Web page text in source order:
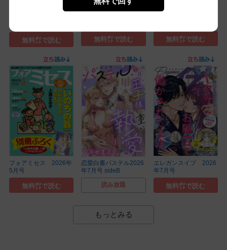
無料㌽で読む 無料㌽で読む 無料㌽で読む
フォアミセス 2026年
5月号
無料㌽で読む
恋愛白書パステル2026
年7月号 sideB
読み放題
エレガンスイブ 2026
年7月号
無料㌽で読む
もっとみる